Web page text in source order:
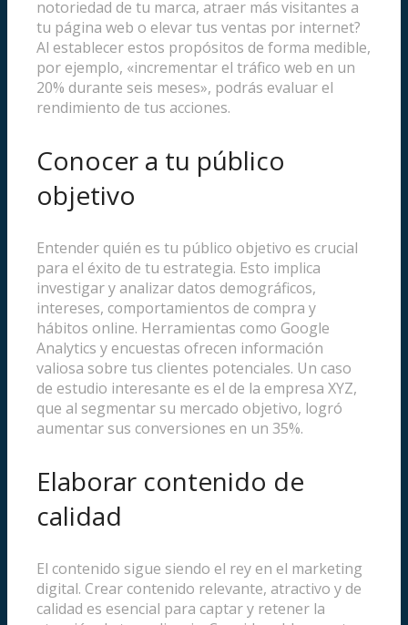
notoriedad de tu marca, atraer más visitantes a
tu página web o elevar tus ventas por internet?
Al establecer estos propósitos de forma medible,
por ejemplo, «incrementar el tráfico web en un
20% durante seis meses», podrás evaluar el
rendimiento de tus acciones.
Conocer a tu público
objetivo
Entender quién es tu público objetivo es crucial
para el éxito de tu estrategia. Esto implica
investigar y analizar datos demográficos,
intereses, comportamientos de compra y
hábitos online. Herramientas como Google
Analytics y encuestas ofrecen información
valiosa sobre tus clientes potenciales. Un caso
de estudio interesante es el de la empresa XYZ,
que al segmentar su mercado objetivo, logró
aumentar sus conversiones en un 35%.
Elaborar contenido de
calidad
El contenido sigue siendo el rey en el marketing
digital. Crear contenido relevante, atractivo y de
calidad es esencial para captar y retener la